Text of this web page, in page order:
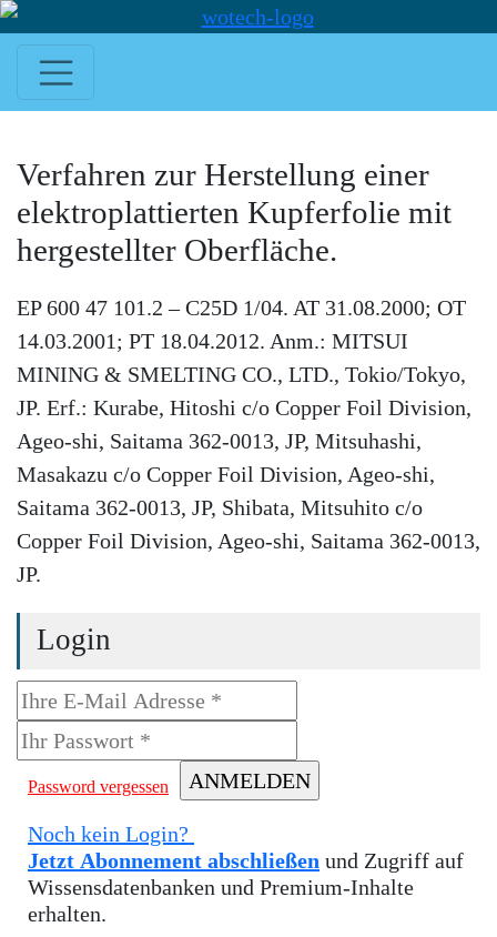
Verfahren zur Herstellung einer
elektroplattierten Kupferfolie mit
hergestellter Oberfläche.
EP 600 47 101.2 – C25D 1/04. AT 31.08.2000; OT
14.03.2001; PT 18.04.2012. Anm.: MITSUI
MINING & SMELTING CO., LTD., Tokio/Tokyo,
JP. Erf.: Kurabe, Hitoshi c/o Copper Foil Division,
Ageo-shi, Saitama 362-0013, JP, Mitsuhashi,
Masakazu c/o Copper Foil Division, Ageo-shi,
Saitama 362-0013, JP, Shibata, Mitsuhito c/o
Copper Foil Division, Ageo-shi, Saitama 362-0013,
JP.
Login
Password vergessen
Noch kein Login?
Jetzt Abonnement abschließen
Wissensdatenbanken und Premium-Inhalte
erhalten.